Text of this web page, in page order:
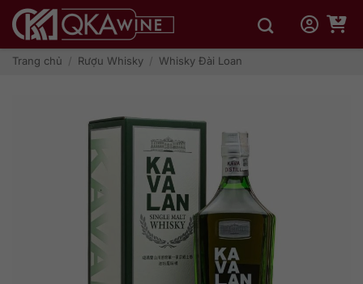
qua
dungTrang chủ / Rượu Whisky / Whisky Đài Loan